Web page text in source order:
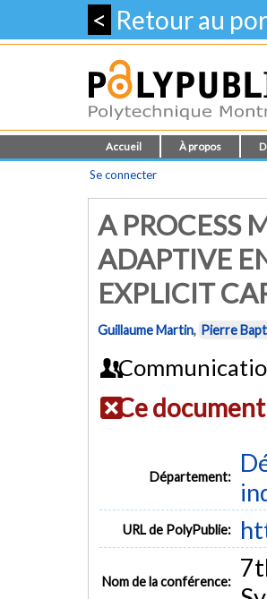
< Retour au
Accueil À propos
Se connecter
A PROCESS
ADAPTIVE
EXPLICIT
Guillaume Martin, Pierre
Ce
Département:
URL de PolyPublie:
Nom de la conférence: